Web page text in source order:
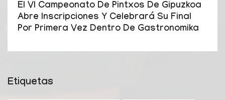
El VI Campeonato De Pintxos De Gipuzkoa
Abre Inscripciones Y Celebrará Su Final
Por Primera Vez Dentro De Gastronomika
Etiquetas